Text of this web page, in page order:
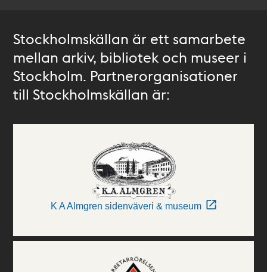
Stockholmskällan är ett samarbete
mellan arkiv, bibliotek och museer i
Stockholm. Partnerorganisationer
till Stockholmskällan är:
K A Almgren sidenväveri & museum